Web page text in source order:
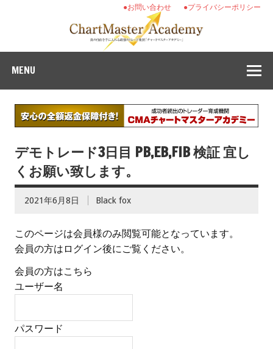
●プライバシーポリシー
●お問い合わせ
MENU
デモトレード3日目 PB,EB,FIB 検証 宜し
くお願い致します。
2021年6月8日 Black fox
このページは会員様のみ閲覧可能となっています。
会員の方はログイン後にご覧ください。
会員の方はこちら
ユーザー名
パスワード